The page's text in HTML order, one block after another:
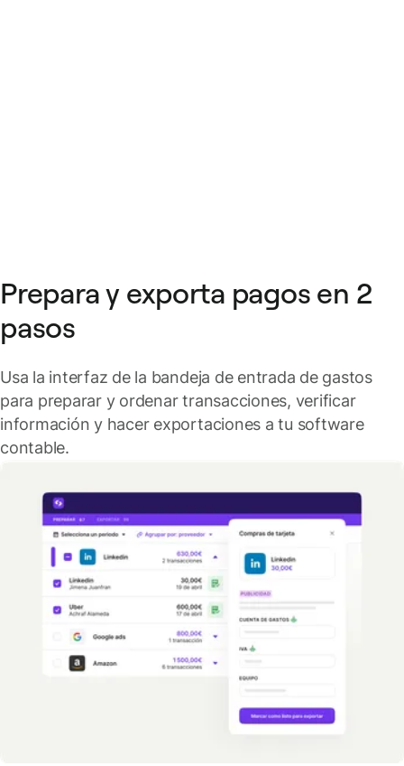
Prepara y exporta pagos en 2
pasos
Usa la interfaz de la bandeja de entrada de gastos
para preparar y ordenar transacciones, verificar
información y hacer exportaciones a tu software
contable.